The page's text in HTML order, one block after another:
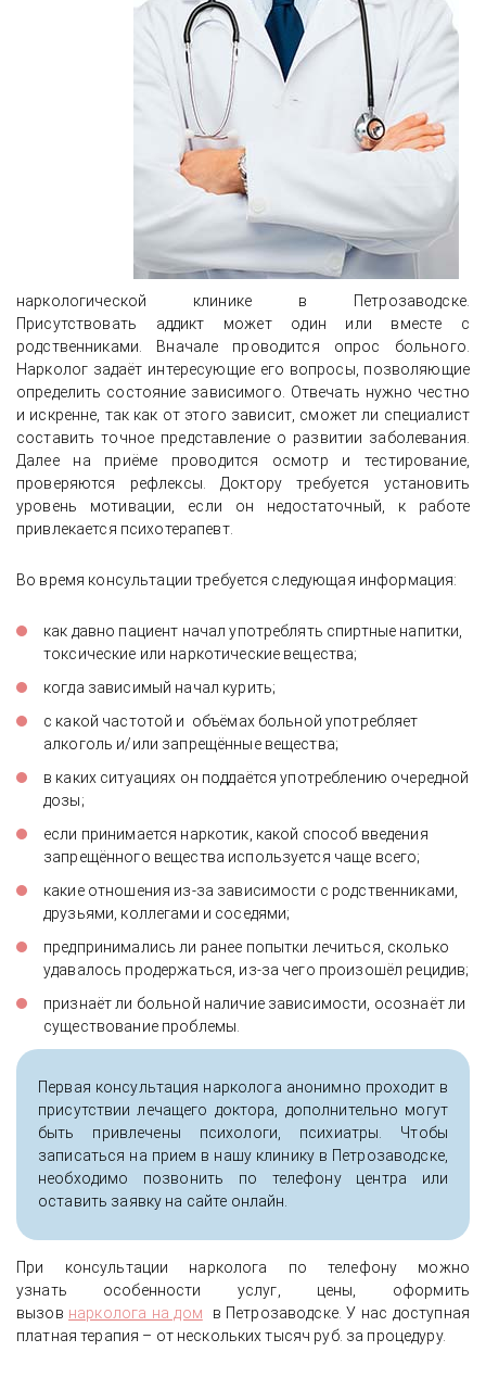
наркологической клинике в Петрозаводске.
Присутствовать аддикт может один или вместе с
родственниками. Вначале проводится опрос больного.
Нарколог задаёт интересующие его вопросы, позволяющие
определить состояние зависимого. Отвечать нужно честно
и искренне, так как от этого зависит, сможет ли специалист
составить точное представление о развитии заболевания.
Далее на приёме проводится осмотр и тестирование,
проверяются рефлексы. Доктору требуется установить
уровень мотивации, если он недостаточный, к работе
привлекается психотерапевт.
Во время консультации требуется следующая информация:
как давно пациент начал употреблять спиртные напитки,
токсические или наркотические вещества;
когда зависимый начал курить;
с какой частотой и объёмах больной употребляет
алкоголь и/или запрещённые вещества;
в каких ситуациях он поддаётся употреблению очередной
дозы;
если принимается наркотик, какой способ введения
запрещённого вещества используется чаще всего;
какие отношения из-за зависимости с родственниками,
друзьями, коллегами и соседями;
предпринимались ли ранее попытки лечиться, сколько
удавалось продержаться, из-за чего произошёл рецидив;
признаёт ли больной наличие зависимости, осознаёт ли
существование проблемы.
Первая консультация нарколога анонимно проходит в
присутствии лечащего доктора, дополнительно могут
быть привлечены психологи, психиатры. Чтобы
записаться на прием в нашу клинику в Петрозаводске,
необходимо позвонить по телефону центра или
оставить заявку на сайте онлайн.
При консультации нарколога по телефону можно
узнать особенности услуг, цены, оформить
вызов нарколога на дом в Петрозаводске. У нас доступная
платная терапия – от нескольких тысяч руб. за процедуру.